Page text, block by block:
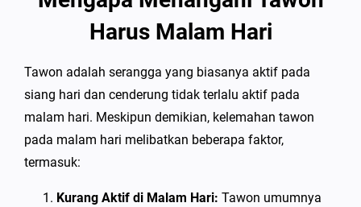
Harus Malam Hari
Tawon adalah serangga yang biasanya aktif pada
siang hari dan cenderung tidak terlalu aktif pada
malam hari. Meskipun demikian, kelemahan tawon
pada malam hari melibatkan beberapa faktor,
termasuk:
Kurang Aktif di Malam Hari: Tawon umumnya